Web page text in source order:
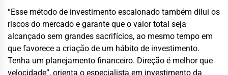
“Esse método de investimento escalonado também dilui os
riscos do mercado e garante que o valor total seja
alcançado sem grandes sacrifícios, ao mesmo tempo em
que favorece a criação de um hábito de investimento.
Tenha um planejamento financeiro. Direção é melhor que
velocidade”, orienta o especialista em investimento da